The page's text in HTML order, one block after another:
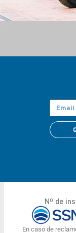
Nº de
En caso de